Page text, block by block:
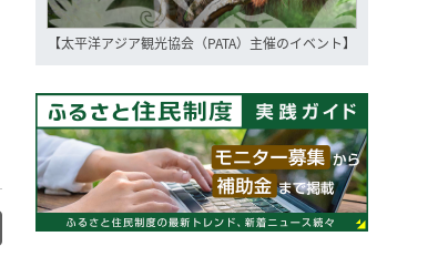
【太平洋アジア観光協会（PATA）主催のイベント】